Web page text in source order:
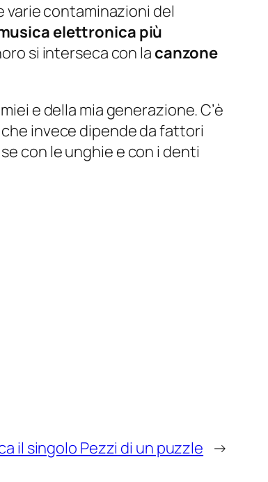
varie contaminazioni del
elettronica più
si interseca con la canzone
e della mia generazione. C’è
invece dipende da fattori
con le unghie e con i denti
il singolo Pezzi di un puzzle →